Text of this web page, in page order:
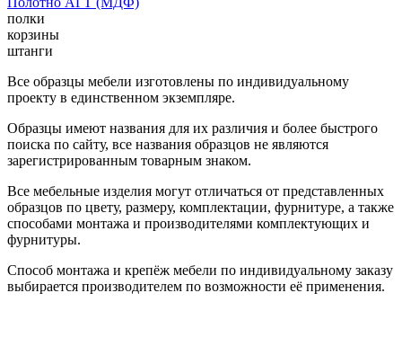
полки
корзины
штанги
Все образцы мебели изготовлены по индивидуальному
проекту в единственном экземпляре.
Образцы имеют названия для их различия и более быстрого
поиска по сайту, все названия образцов не являются
зарегистрированным товарным знаком.
Все мебельные изделия могут отличаться от представленных
образцов по цвету, размеру, комплектации, фурнитуре, а также
способами монтажа и производителями комплектующих и
фурнитуры.
Способ монтажа и крепёж мебели по индивидуальному заказу
выбирается производителем по возможности её применения.